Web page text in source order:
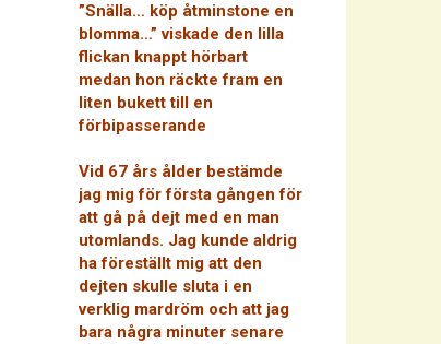
”Snälla… köp åtminstone en
blomma…” viskade den lilla
flickan knappt hörbart
medan hon räckte fram en
liten bukett till en
förbipasserande
Vid 67 års ålder bestämde
jag mig för första gången för
att gå på dejt med en man
utomlands. Jag kunde aldrig
ha föreställt mig att den
dejten skulle sluta i en
verklig mardröm och att jag
bara några minuter senare